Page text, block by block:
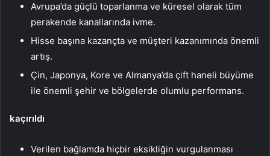
Avrupa’da güçlü toparlanma ve küresel olarak tüm
perakende kanallarında ivme.
Hisse başına kazançta ve müşteri kazanımında önemli
artış.
Çin, Japonya, Kore ve Almanya’da çift haneli büyüme
ile önemli şehir ve bölgelerde olumlu performans.
kaçırıldı
Verilen bağlamda hiçbir eksikliğin vurgulanması